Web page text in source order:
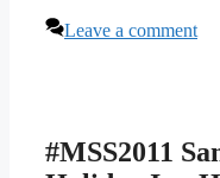
Leave a comment
#MSS2011